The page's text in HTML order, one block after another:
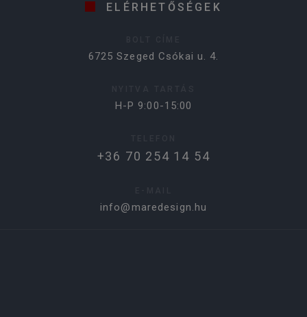
ELÉRHETŐSÉGEK
6725 Szeged Csókai u. 4.
H-P 9:00-15:00
+36 70 254 14 54
info@maredesign.hu